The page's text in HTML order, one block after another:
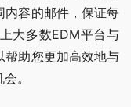
内容的邮件，保证每
大多数EDM平台与
帮助您更加高效地与
。